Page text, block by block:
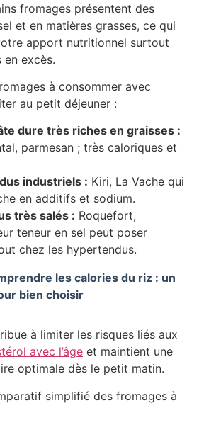
fromages présentent des
et en matières grasses, ce qui
apport nutritionnel surtout
en excès.
à consommer avec
au petit déjeuner :
dure très riches en graisses :
parmesan ; très caloriques et
industriels : Kiri, La Vache qui
en additifs et sodium.
très salés : Roquefort,
teneur en sel peut poser
chez les hypertendus.
les calories du riz : un
bien choisir
à limiter les risques liés aux
avec l’âge et maintient une
optimale dès le petit matin.
simplifié des fromages à